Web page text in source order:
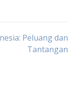
Peluang dan
Tantangan